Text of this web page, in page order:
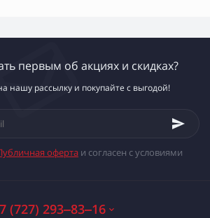
первым об акциях и скидках?
нашу рассылку и покупайте с выгодой!
оферта и согласен с условиями
(727) 293‒83‒16